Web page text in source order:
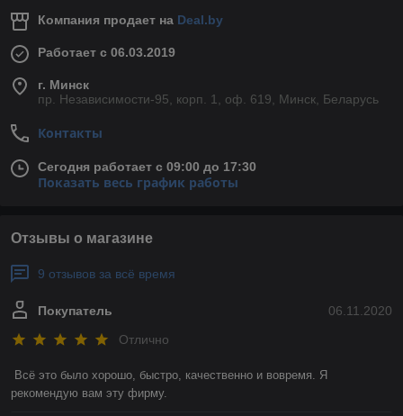
Компания продает на Deal.by
Работает с 06.03.2019
г. Минск
пр. Независимости-95, корп. 1, оф. 619, Минск, Беларусь
Контакты
Сегодня работает с 09:00 до 17:30
Показать весь график работы
Отзывы о магазине
9 отзывов за всё время
06.11.2020
Покупатель
Отлично
Всё это было хорошо, быстро, качественно и вовремя. Я
рекомендую вам эту фирму.